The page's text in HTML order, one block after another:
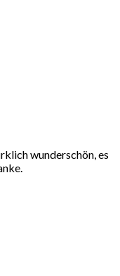
wunderschön, es